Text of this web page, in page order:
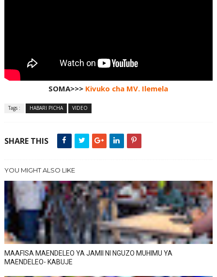
SOMA>>> Kivuko cha MV. Ilemela
Tags : HABARI PICHA VIDEO
SHARE THIS
YOU MIGHT ALSO LIKE
MAAFISA MAENDELEO YA JAMII NI NGUZO MUHIMU YA
MAENDELEO- KABUJE